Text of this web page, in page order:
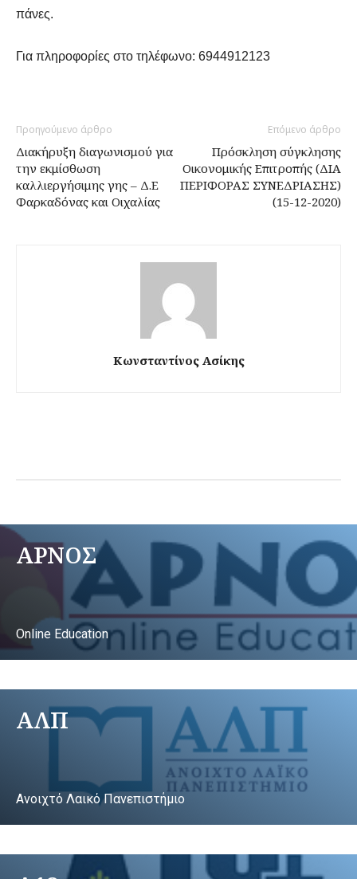
πάνες.
Για πληροφορίες στο τηλέφωνο: 6944912123
Προηγούμενο άρθρο
Διακήρυξη διαγωνισμού για
την εκμίσθωση
καλλιεργήσιμης γης – Δ.Ε
Φαρκαδόνας και Οιχαλίας
Επόμενο άρθρο
Πρόσκληση σύγκλησης
Οικονομικής Επιτροπής (ΔΙΑ
ΠΕΡΙΦΟΡΑΣ ΣΥΝΕΔΡΙΑΣΗΣ)
(15-12-2020)
Κωνσταντίνος Ασίκης
ΑΡΝΟΣ
Online Education
ΑΛΠ
Ανοιχτό Λαικό Πανεπιστήμιο